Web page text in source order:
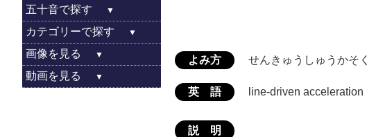
五十音で探す
カテゴリーで探す
画像を見る
動画を見る
よみ方 せんきゅうしゅうかそく
英 語 line-driven acceleration
説 明